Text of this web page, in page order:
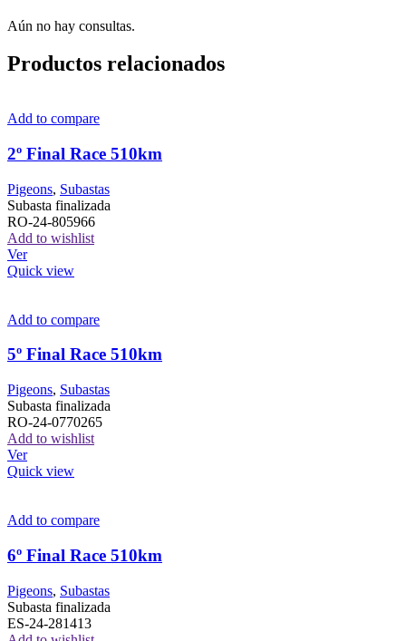
Aún no hay consultas.
Productos relacionados
Add to compare
2º Final Race 510km
Pigeons, Subastas
Subasta finalizada
RO-24-805966
Add to wishlist
Ver
Quick view
Add to compare
5º Final Race 510km
Pigeons, Subastas
Subasta finalizada
RO-24-0770265
Add to wishlist
Ver
Quick view
Add to compare
6º Final Race 510km
Pigeons, Subastas
Subasta finalizada
ES-24-281413